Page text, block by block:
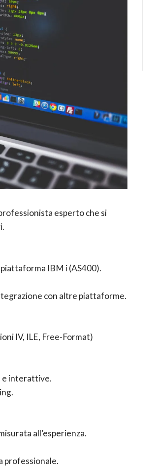
esperto che si
IBM i (AS400).
con altre piattaforme.
IV, ILE, Free-Format)
e interattive.
all’esperienza.
professionale.